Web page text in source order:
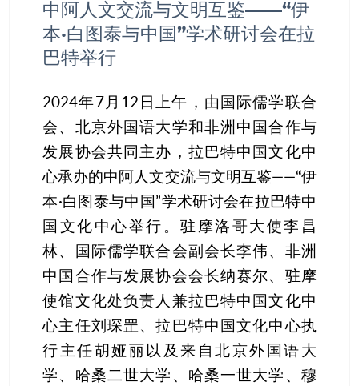
In
中阿人文交流与文明互鉴——“伊
本·白图泰与中国”学术研讨会在拉
巴特举行
2024年7月12日上午，由国际儒学联合
会、北京外国语大学和非洲中国合作与
发展协会共同主办，拉巴特中国文化中
心承办的中阿人文交流与文明互鉴——“伊
本·白图泰与中国”学术研讨会在拉巴特中
国文化中心举行。驻摩洛哥大使李昌
林、国际儒学联合会副会长李伟、非洲
中国合作与发展协会会长纳赛尔、驻摩
使馆文化处负责人兼拉巴特中国文化中
心主任刘琛罡、拉巴特中国文化中心执
行主任胡娅丽以及来自北京外国语大
学、哈桑二世大学、哈桑一世大学、穆